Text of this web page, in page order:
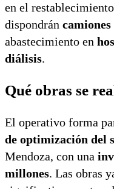
en el
dispondrán
abastecimiento en
diálisis.
Qué obras se
El operativo forma
de optimización del
Mendoza, con una
millones. Las obras